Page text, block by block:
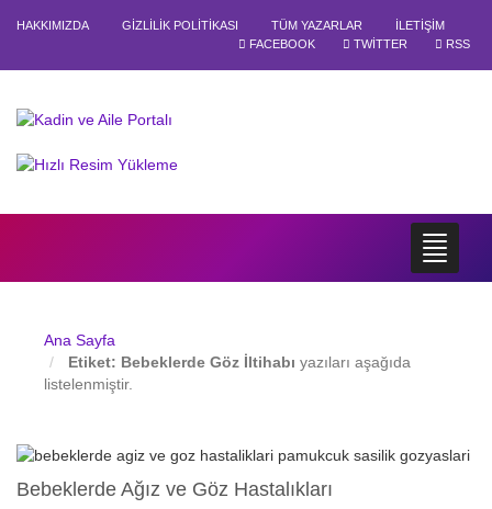
HAKKIMIZDA GIZLILIK POLITIKASI TÜM YAZARLAR
İLETIŞIM
FACEBOOK
TWITTER RSS
Ana Sayfa
Etiket: Bebeklerde Göz İltihabı yazıları aşağıda
listelenmiştir.
Bebeklerde Ağız ve Göz Hastalıkları